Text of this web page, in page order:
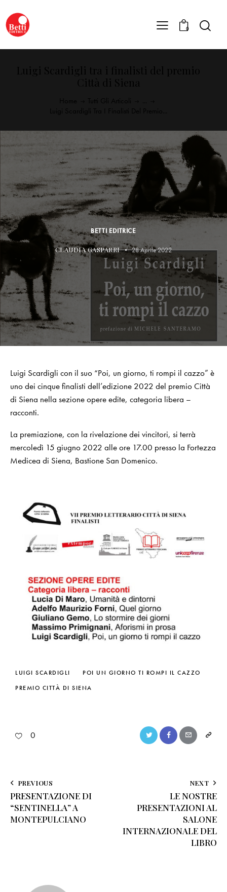
0
BETTI EDITRICE
CLAUDIA GASPARRI 28 Aprile 2022
Luigi Scardigli con il suo “Poi, un giorno, ti rompi il cazzo” è
uno dei cinque finalisti dell’edizione 2022 del premio Città
di Siena nella sezione opere edite, categoria libera –
racconti.
La premiazione, con la rivelazione dei vincitori, si terrà
mercoledì 15 giugno 2022 alle ore 17.00 presso la Fortezza
Medicea di Siena, Bastione San Domenico.
LUIGI SCARDIGLI
POI UN GIORNO TI ROMPI IL CAZZO
PREMIO CITTÀ DI SIENA
0
PREVIOUS
PRESENTAZIONE DI
“SENTINELLA” A
MONTEPULCIANO
NEXT
LE NOSTRE
PRESENTAZIONI AL
SALONE
INTERNAZIONALE DEL
LIBRO